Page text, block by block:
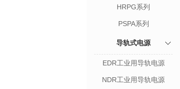
HRPG系列
PSPA系列
导轨式电源
EDR工业用导轨电源
NDR工业用导轨电源